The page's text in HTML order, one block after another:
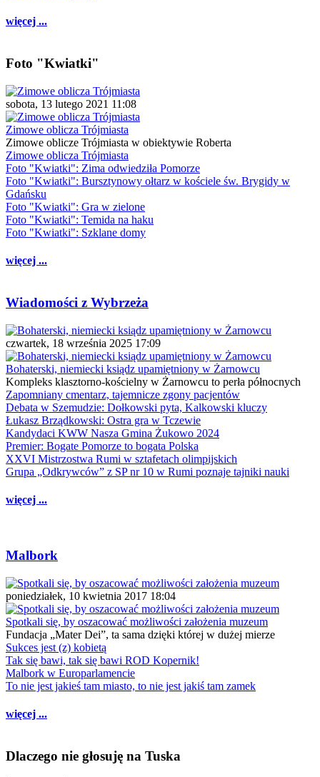
więcej ...
Foto "Kwiatki"
sobota, 13 lutego 2021 11:08
Zimowe oblicza Trójmiasta
Zimowe oblicze Trójmiasta w obiektywie Roberta
Zimowe oblicza Trójmiasta
Foto "Kwiatki": Zima odwiedziła Pomorze
Foto "Kwiatki": Bursztynowy ołtarz w kościele św. Brygidy w
Gdańsku
Foto "Kwiatki": Gra w zielone
Foto "Kwiatki": Temida na haku
Foto "Kwiatki": Szklane domy
więcej ...
Wiadomości z Wybrzeża
czwartek, 18 września 2025 17:09
Bohaterski, niemiecki ksiądz upamiętniony w Żarnowcu
Kompleks klasztorno-kościelny w Żarnowcu to perła północnych
Zapomniany cmentarz, tajemnicze zgony pacjentów
Debata w Szemudzie: Dołkowski pyta, Kalkowski kluczy
Łukasz Brządkowski: Ostra gra w Tczewie
Kandydaci KWW Nasza Gmina Żukowo 2024
Premier: Bogate Pomorze to bogata Polska
XXVI Mistrzostwa Rumi w sztafetach olimpijskich
Grupa „Odkrywców” z SP nr 10 w Rumi poznaje tajniki nauki
więcej ...
Malbork
poniedziałek, 10 kwietnia 2017 18:04
Spotkali się, by oszacować możliwości założenia muzeum
Fundacja „Mater Dei”, ta sama dzięki której w dużej mierze
Sukces jest (z) kobietą
Tak się bawi, tak się bawi ROD Kopernik!
Malbork w Europarlamencie
To nie jest jakieś tam miasto, to nie jest jakiś tam zamek
więcej ...
Dlaczego nie głosuję na Tuska